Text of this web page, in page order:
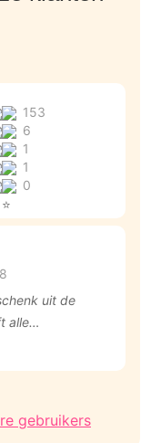
153
6
1
1
0
uit de
alle
vlotte babbel.
gebruikers